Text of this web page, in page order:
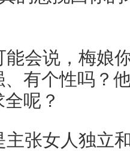
会说，梅娘
有个性吗？
呢？
张女人独立